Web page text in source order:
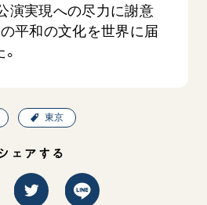
演実現への尽力に謝意
の平和の文化を世界に届
東京
ェアする